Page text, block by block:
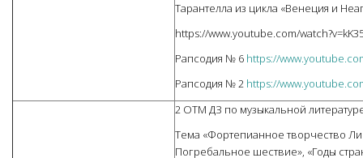
Тарантелла из цикла «Венеция и
https://www.youtube.com/
Рапсодия № 6 https://
Рапсодия № 2 https://
2 ОТМ ДЗ по музыкальной
Тема «Фортепианное творчество
Погребальное шествие», «Годы